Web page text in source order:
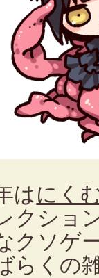
はにく
クショ
クソゲ
らくの